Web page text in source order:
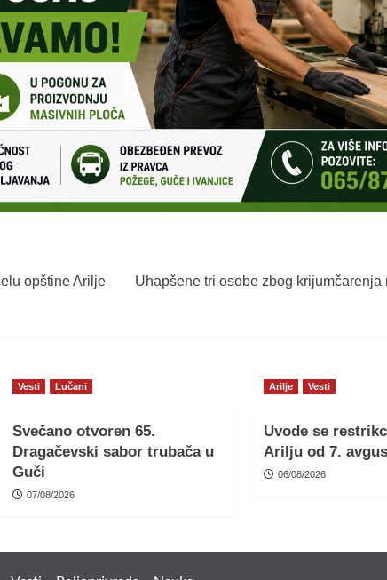
opštine Arilje
Uhapšene tri osobe zbog krijumčarenja
Vesti Lučani
Svečano otvoren 65.
Dragačevski sabor trubača u
Guči
07/08/2026
Arilje Vesti
Uvode se
Arilju od 7.
06/08/2026